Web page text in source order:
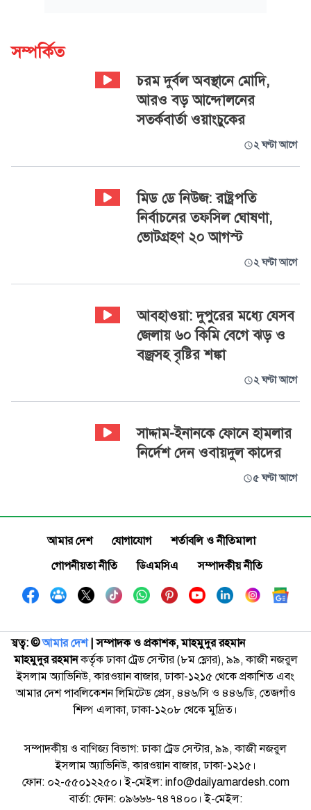
সম্পর্কিত
চরম দুর্বল অবস্থানে মোদি,
আরও বড় আন্দোলনের
সতর্কবার্তা ওয়াংচুকের
২ ঘণ্টা আগে
‍মিড ডে নিউজ: রাষ্ট্রপতি
নির্বাচনের তফসিল ঘোষণা,
ভোটগ্রহণ ২০ আগস্ট
২ ঘণ্টা আগে
আবহাওয়া: দুপুরের মধ্যে যেসব
জেলায় ৬০ কিমি বেগে ঝড় ও
বজ্রসহ বৃষ্টির শঙ্কা
২ ঘণ্টা আগে
সাদ্দাম-ইনানকে ফোনে হামলার
নির্দেশ দেন ওবায়দুল কাদের
৫ ঘণ্টা আগে
আমার দেশ যোগাযোগ
শর্তাবলি ও নীতিমালা
গোপনীয়তা নীতি
ডিএমসিএ সম্পাদকীয় নীতি
স্বত্ব: ©️আমার দেশ| সম্পাদক ও প্রকাশক, মাহমুদুর রহমান
মাহমুদুর রহমানকর্তৃক ঢাকা ট্রেড সেন্টার (৮ম ফ্লোর), ৯৯, কাজী নজরুল
ইসলাম অ্যাভিনিউ, কারওয়ান বাজার, ঢাকা-১২১৫ থেকে প্রকাশিত এবং
আমার দেশ পাবলিকেশন লিমিটেড প্রেস, ৪৪৬/সি ও ৪৪৬/ডি, তেজগাঁও
শিল্প এলাকা, ঢাকা-১২০৮ থেকে মুদ্রিত।
সম্পাদকীয় ও বাণিজ্য বিভাগ: ঢাকা ট্রেড সেন্টার, ৯৯, কাজী নজরুল
ইসলাম অ্যাভিনিউ, কারওয়ান বাজার, ঢাকা-১২১৫।
ফোন: ০২-৫৫০১২২৫০। ই-মেইল: info@dailyamardesh.com
বার্তা: ফোন: ০৯৬৬৬-৭৪৭৪০০। ই-মেইল: